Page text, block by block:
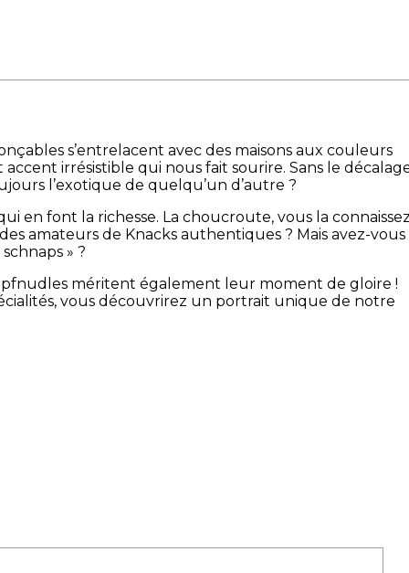
s’entrelacent avec des maisons aux couleurs
irrésistible qui nous fait sourire. Sans le
l’exotique de quelqu’un d’autre ?
en font la richesse. La choucroute, vous la
amateurs de Knacks authentiques ? Mais avez-vous
» ?
méritent également leur moment de gloire !
vous découvrirez un portrait unique de notre